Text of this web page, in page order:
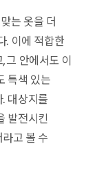
는 옷을 더
. 이에 적합한
그 안에서도 이
특색 있는
대상지를
발전시킨
고 볼 수